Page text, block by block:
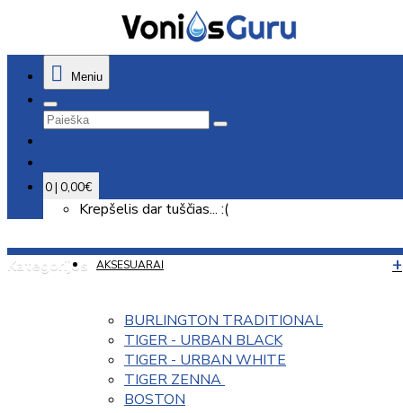
Meniu
0 | 0,00€
Krepšelis dar tuščias... :(
Kategorijos AKSESUARAI
BURLINGTON TRADITIONAL
TIGER - URBAN BLACK
TIGER - URBAN WHITE
TIGER ZENNA
BOSTON